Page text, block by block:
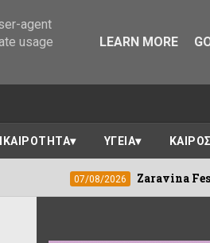
ΥΓΕΙΑ ΚΑΙΡΟΣ
2026 Zaravina Festival ....στους
agent
usage
LEARN MORE